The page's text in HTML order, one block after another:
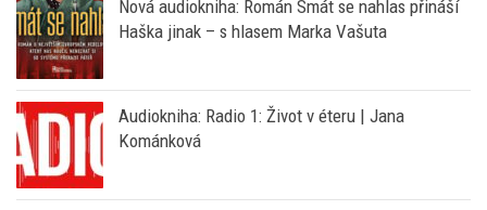
Nová audiokniha: Román Smát se nahlas přináší
Haška jinak – s hlasem Marka Vašuta
Audiokniha: Radio 1: Život v éteru | Jana
Kománková